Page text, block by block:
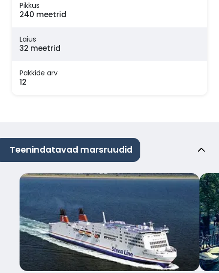
Pikkus
240 meetrid
Laius
32 meetrid
Pakkide arv
12
Teenindatavad marsruudid